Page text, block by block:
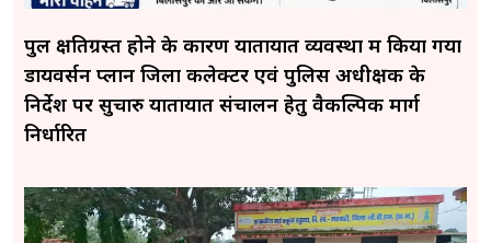
पुल क्षतिग्रस्त होने के कारण यातायात व्यवस्था में किया गया
डायवर्सन प्लान जिला कलेक्टर एवं पुलिस अधीक्षक के
निर्देश पर सुचारु यातायात संचालन हेतु वैकल्पिक मार्ग
निर्धारित